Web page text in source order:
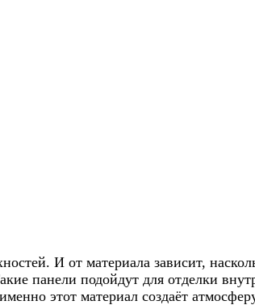
И от материала зависит,
панели подойдут для отделки
этот материал создаёт